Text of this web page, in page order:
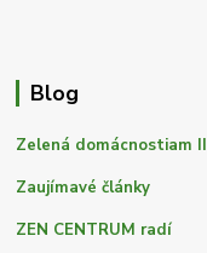
Blog
Zelená domácnostiam II
Zaujímavé články
ZEN CENTRUM radí